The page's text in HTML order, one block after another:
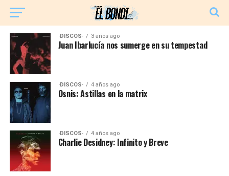
·DISCOS· 3 años ago
Juan Ibarlucía nos sumerge en su tempestad
·DISCOS· 4 años ago
Osnis: Astillas en la matrix
·DISCOS· 4 años ago
Charlie Desidney: Infinito y Breve